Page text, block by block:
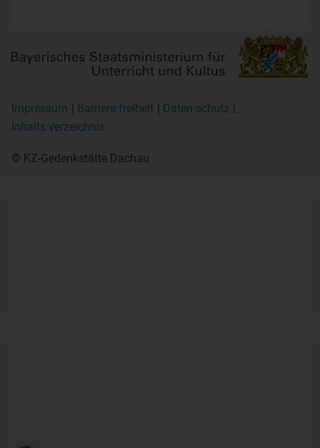
Impressum Barriere·freiheit
Daten·schutz
Inhalts·verzeichnis
© KZ-Gedenkstätte Dachau